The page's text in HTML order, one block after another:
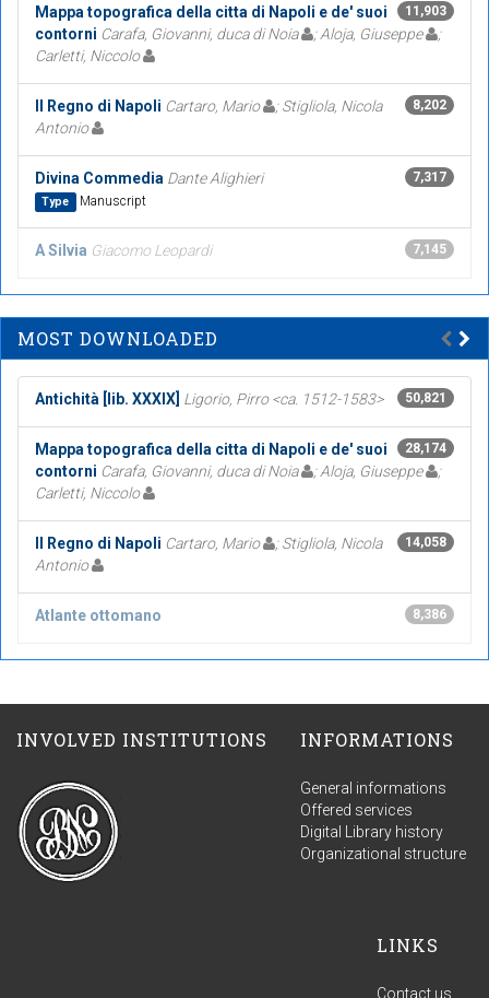
11,903
Mappa topografica della citta di Napoli e de' suoi
contorni Carafa, Giovanni, duca di Noia ; Aloja, Giuseppe
;
Carletti, Niccolo
8,202
Il Regno di Napoli Cartaro, Mario
; Stigliola, Nicola
Antonio
7,317
Divina Commedia Dante Alighieri
Type Manuscript
7,145
A Silvia Giacomo Leopardi
MOST DOWNLOADED
50,821
Antichità [lib. XXXIX] Ligorio, Pirro <ca. 1512-1583>
28,174
Mappa topografica della citta di Napoli e de' suoi
contorni Carafa, Giovanni, duca di Noia ; Aloja, Giuseppe
;
Carletti, Niccolo
14,058
Il Regno di Napoli Cartaro, Mario
; Stigliola, Nicola
Antonio
8,386
Atlante ottomano
INVOLVED INSTITUTIONS INFORMATIONS
General informations
Offered services
Digital Library history
Organizational structure
LINKS
Contact us